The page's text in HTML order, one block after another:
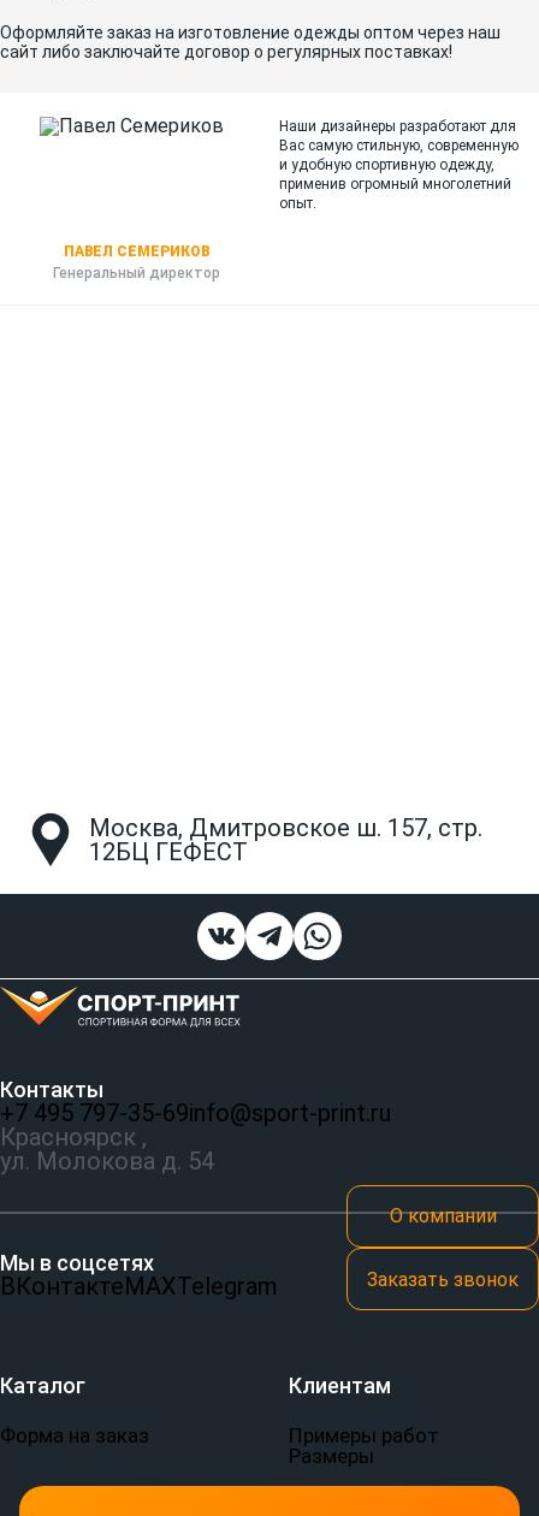
Оформляйте заказ на изготовление одежды оптом через наш
сайт либо заключайте договор о регулярных поставках!
ПАВЕЛ СЕМЕРИКОВ
Генеральный директор
Наши дизайнеры разработают для
Вас самую стильную, современную
и удобную спортивную одежду,
применив огромный многолетний
опыт.
Москва, Дмитровское ш. 157, стр.
12БЦ ГЕФЕСТ
Контакты
+7 495 797‑35-69info@sport-print.ru
Красноярск ,
ул. Молокова д. 54
Мы в соцсетях
ВКонтактеMAXTelegram
О компании
Заказать звонок
Каталог
Форма на заказ
Клиентам
Примеры работ
Размеры